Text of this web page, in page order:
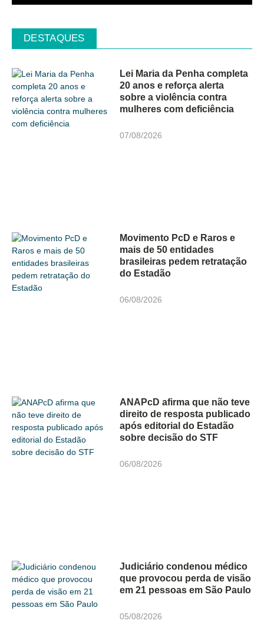
DESTAQUES
Lei Maria da Penha completa
20 anos e reforça alerta
sobre a violência contra
mulheres com deficiência
07/08/2026
Movimento PcD e Raros e
mais de 50 entidades
brasileiras pedem retratação
do Estadão
06/08/2026
ANAPcD afirma que não teve
direito de resposta publicado
após editorial do Estadão
sobre decisão do STF
06/08/2026
Judiciário condenou médico
que provocou perda de visão
em 21 pessoas em São Paulo
05/08/2026